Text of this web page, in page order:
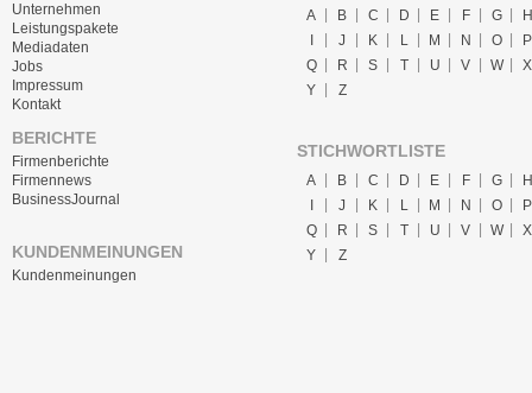
Unternehmen
Leistungspakete
Mediadaten
Jobs
Impressum
Kontakt
BERICHTE
Firmenberichte
Firmennews
BusinessJournal
KUNDENMEINUNGEN
Kundenmeinungen
A B C D E F G
H
J K L M N O
P
Q
R S T U V W
X
Y
Z
STICHWORTLISTE
A B C D E F G
H
I
J K L M N O
P
Q
R S T U V W
X
Y
Z